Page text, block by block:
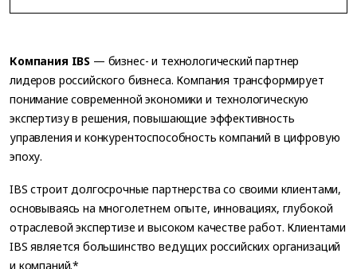
Компания IBS — бизнес- и технологический партнер
лидеров российского бизнеса. Компания трансформирует
понимание современной экономики и технологическую
экспертизу в решения, повышающие эффективность
управления и конкурентоспособность компаний в цифровую
эпоху.
IBS строит долгосрочные партнерства со своими клиентами,
основываясь на многолетнем опыте, инновациях, глубокой
отраслевой экспертизе и высоком качестве работ. Клиентами
IBS является большинство ведущих российских организаций
и компаний.*